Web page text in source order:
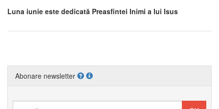
Luna iunie este dedicată Preasfintei Inimi a lui Isus
Abonare newsletter